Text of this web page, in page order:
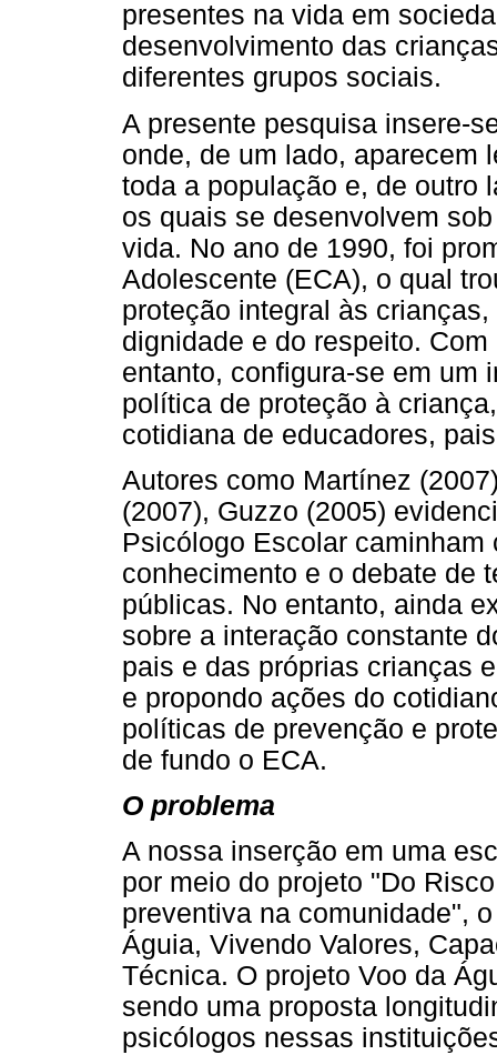
presentes na vida em
desenvolvimento das
diferentes grupos sociais.
A presente pesquisa insere-
onde, de um lado, aparecem
toda a população e, de outro
os quais se desenvolvem
vida. No ano de 1990, foi
Adolescente (ECA), o qual
proteção integral às
dignidade e do respeito.
entanto, configura-se em um
política de proteção à
cotidiana de educadores,
Autores como Martínez
(2007), Guzzo (2005)
Psicólogo Escolar
conhecimento e o debate de
públicas. No entanto, ainda
sobre a interação constante
pais e das próprias crianças
e propondo ações do
políticas de prevenção e
de fundo o ECA.
O problema
A nossa inserção em uma
por meio do projeto "Do
preventiva na comunidade",
Águia, Vivendo Valores,
Técnica. O projeto Voo da
sendo uma proposta
psicólogos nessas